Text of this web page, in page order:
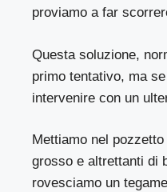
proviamo a far
Questa soluzione,
primo tentativo, ma
intervenire con un
Mettiamo nel
grosso e altrettanti di
rovesciamo un